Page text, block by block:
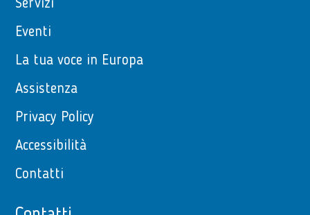
Servizi
Eventi
La tua voce in Europa
Assistenza
Privacy Policy
Accessibilità
Contatti